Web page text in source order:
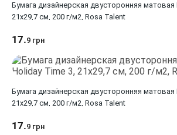
Бумага дизайнерская двусторонняя матовая
21х29,7 см, 200 г/м2, Rosa Talent
17.9 грн
Бумага дизайнерская двусторонняя матовая
21х29,7 см, 200 г/м2, Rosa Talent
17.9 грн